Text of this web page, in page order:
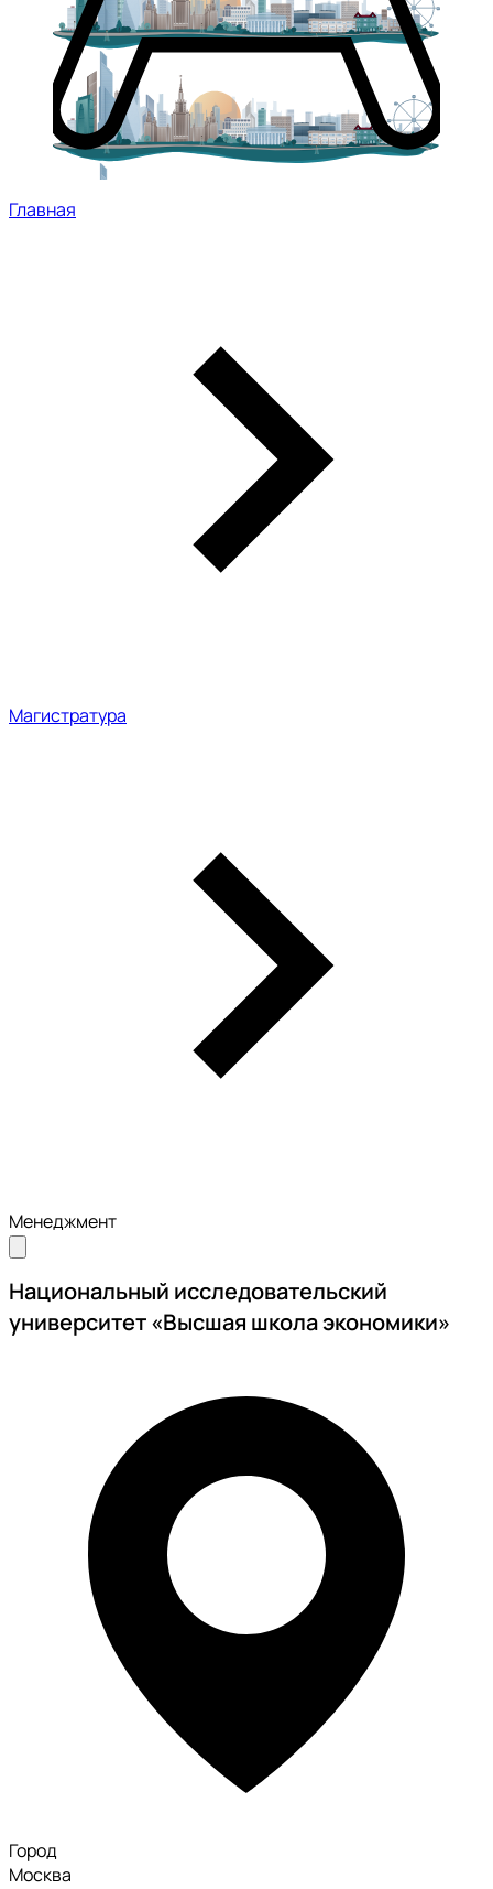
Главная
Магистратура
Менеджмент
Национальный исследовательский
университет «Высшая школа экономики»
Город
Москва